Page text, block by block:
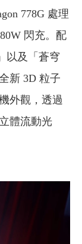
778G 處理
閃充。配
以及「蒼穹
新 3D 粒子
外觀，透過
體流動光